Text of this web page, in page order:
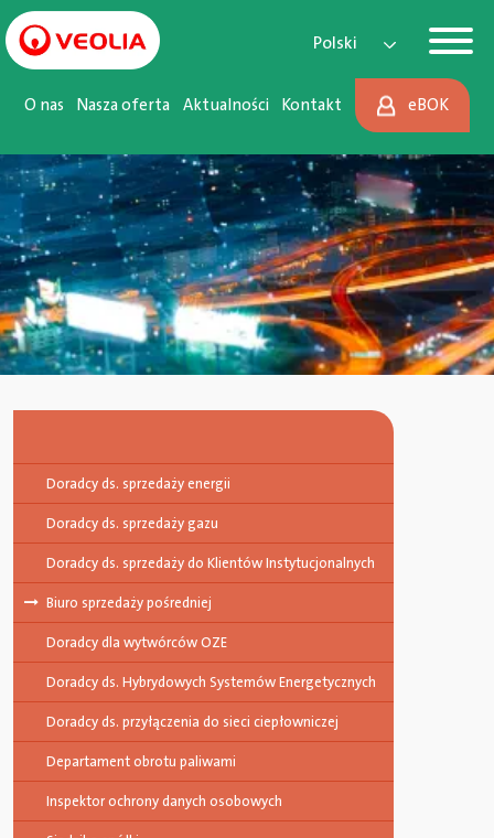
Przejdź do treści
Polski
O nas Nasza oferta Aktualności Kontakt eBOK
Doradcy ds. sprzedaży energii
Doradcy ds. sprzedaży gazu
Doradcy ds. sprzedaży do Klientów Instytucjonalnych
Biuro sprzedaży pośredniej
Doradcy dla wytwórców OZE
Doradcy ds. Hybrydowych Systemów Energetycznych
Doradcy ds. przyłączenia do sieci ciepłowniczej
Departament obrotu paliwami
Inspektor ochrony danych osobowych